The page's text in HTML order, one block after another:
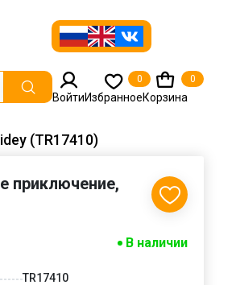
ВойтиИзбранное
0
Корзина
0
(TR17410)
приключение,
В наличии
TR17410